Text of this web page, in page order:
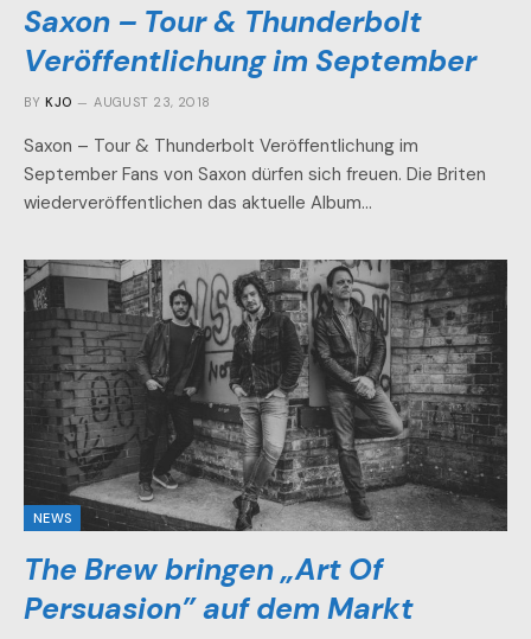
Saxon – Tour & Thunderbolt
Veröffentlichung im September
BY KJO AUGUST 23, 2018
Saxon – Tour & Thunderbolt Veröffentlichung im
September Fans von Saxon dürfen sich freuen. Die Briten
wiederveröffentlichen das aktuelle Album…
NEWS
The Brew bringen „Art Of
Persuasion” auf dem Markt